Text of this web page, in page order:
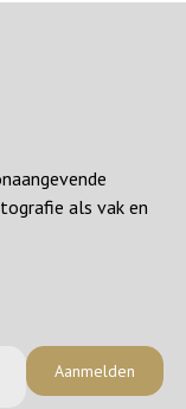
als vak en
Aanmelden